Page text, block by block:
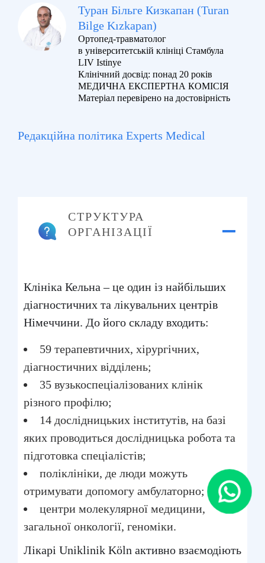
Туран Більге Кизкапан (Turan
Bilge Kızkapan)
Ортопед-травматолог
в університетській клініці Стамбула
LIV Istinye
Клінічний досвід: понад 20 років
МЕДИЧНА ЕКСПЕРТНА КОМІСІЯ
Матеріал перевірено на достовірність
Редакційна політика Experts Medical
СТРУКТУРА
ОРГАНІЗАЦІЇ
Клініка Кельна – це один із найбільших
діагностичних та лікувальних центрів
Німеччини. До його складу входить:
59 терапевтичних, хірургічних,
діагностичних відділень;
35 вузькоспеціалізованих клінік
різного профілю;
14 дослідницьких інститутів, на базі
яких проводиться дослідницька робота та
підготовка спеціалістів;
поліклініки, де люди можуть
отримувати допомогу амбулаторно;
центри молекулярної медицини,
загальної онкології, геноміки.
Лікарі Uniklinik Köln активно взаємодіють